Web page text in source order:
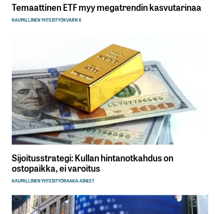
Temaattinen ETF myy megatrendin kasvutarinaa
KAUPALLINEN YHTEISTYÖKVARN X
Sijoitusstrategi: Kullan hintanotkahdus on
ostopaikka, ei varoitus
KAUPALLINEN YHTEISTYÖRAAKA-AINEET